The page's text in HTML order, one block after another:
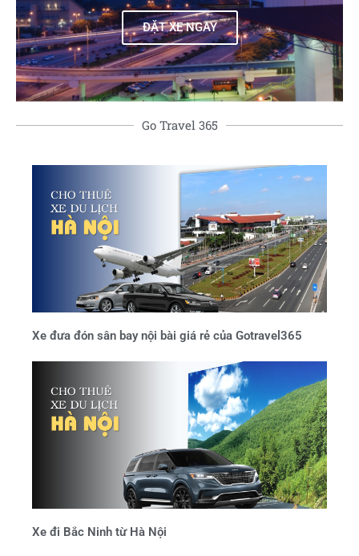
ĐẶT XE NGAY
Go Travel 365
Xe đưa đón sân bay nội bài giá rẻ của Gotravel365
Xe đi Bắc Ninh từ Hà Nội